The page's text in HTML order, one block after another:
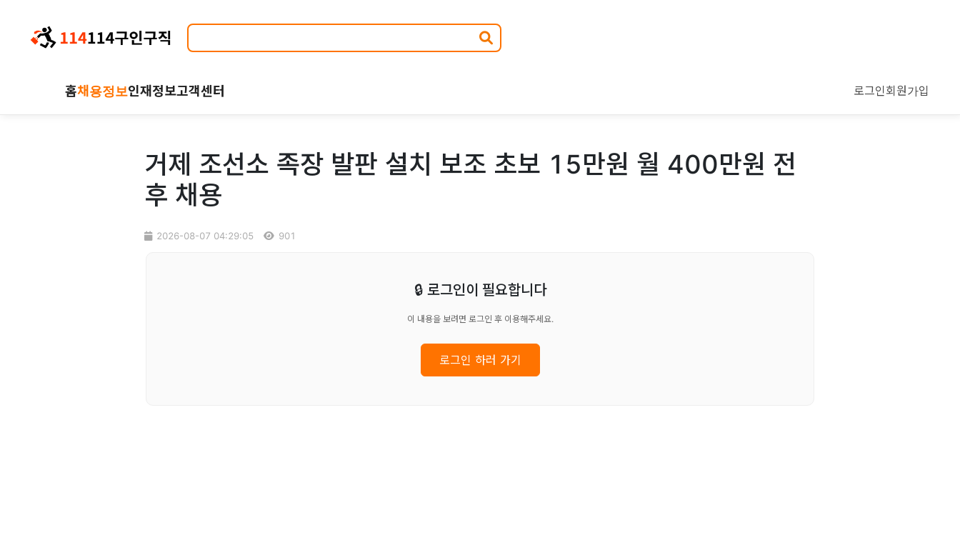
홈채용정보인재정보고객센터 로그인회원가입
거제 조선소 족장 발판 설치 보조 초보 15만원 월 400만원 전
후 채용
2026-08-07 04:29:05 901
🔒 로그인이 필요합니다
이 내용을 보려면 로그인 후 이용해주세요.
로그인 하러 가기